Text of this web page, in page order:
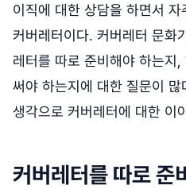
이직에 대한 상담을 하면서
커버레터이다. 커버레터 문화
레터를 따로 준비해야 하는지
써야 하는지에 대한 질문이
생각으로 커버레터에 대한 이
커버레터를 따로 준